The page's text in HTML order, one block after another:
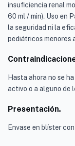
insuficiencia renal
60 ml / min). Uso en
la seguridad ni la
pediátricos menores
Hasta ahora no se
activo o a alguno de
Presentación.
Envase en blíster